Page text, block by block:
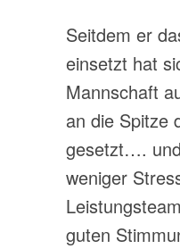
Seitdem er
einsetzt hat
Mannschaft
an die Spitze
gesetzt….
weniger
guten